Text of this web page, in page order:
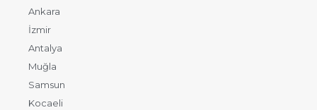
Ankara
İzmir
Antalya
Muğla
Samsun
Kocaeli